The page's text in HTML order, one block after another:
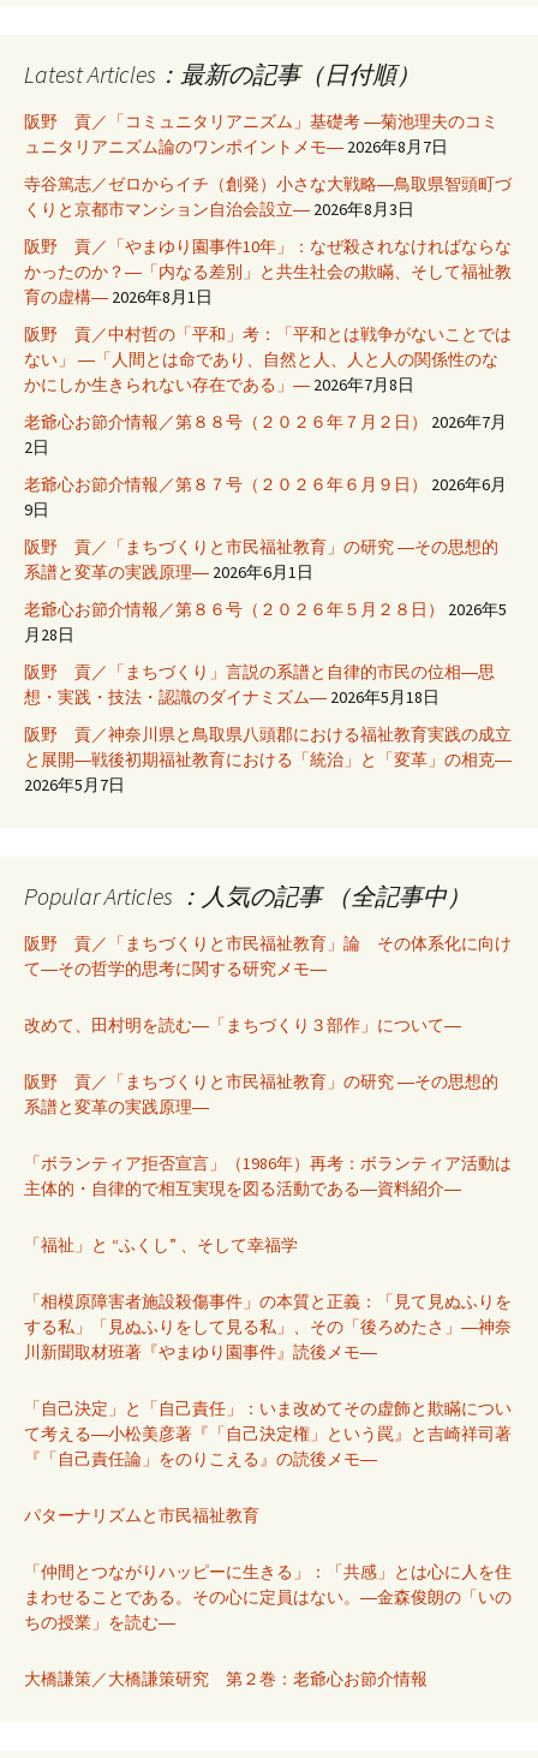
Latest Articles：最新の記事（日付順）
阪野 貢／「コミュニタリアニズム」基礎考 ―菊池理夫のコミ
ュニタリアニズム論のワンポイントメモ― 2026年8月7日
寺谷篤志／ゼロからイチ（創発）小さな大戦略―鳥取県智頭町づ
くりと京都市マンション自治会設立― 2026年8月3日
阪野 貢／「やまゆり園事件10年」：なぜ殺されなければならな
かったのか？―「内なる差別」と共生社会の欺瞞、そして福祉教
育の虚構― 2026年8月1日
阪野 貢／中村哲の「平和」考：「平和とは戦争がないことでは
ない」 ―「人間とは命であり、自然と人、人と人の関係性のな
かにしか生きられない存在である」― 2026年7月8日
老爺心お節介情報／第８８号（２０２６年７月２日）
2026年7月
2日
老爺心お節介情報／第８７号（２０２６年６月９日）
2026年6月
9日
阪野 貢／「まちづくりと市民福祉教育」の研究 ―その思想的
系譜と変革の実践原理― 2026年6月1日
老爺心お節介情報／第８６号（２０２６年５月２８日）
2026年5
月28日
阪野 貢／「まちづくり」言説の系譜と自律的市民の位相―思
想・実践・技法・認識のダイナミズム― 2026年5月18日
阪野 貢／神奈川県と鳥取県八頭郡における福祉教育実践の成立
と展開―戦後初期福祉教育における「統治」と「変革」の相克―
2026年5月7日
Popular Articles ：人気の記事 （全記事中）
阪野 貢／「まちづくりと市民福祉教育」論 その体系化に向け
て―その哲学的思考に関する研究メモ―
改めて、田村明を読む―「まちづくり３部作」について―
阪野 貢／「まちづくりと市民福祉教育」の研究 ―その思想的
系譜と変革の実践原理―
「ボランティア拒否宣言」（1986年）再考：ボランティア活動は
主体的・自律的で相互実現を図る活動である―資料紹介―
「福祉」と “ふくし” 、そして幸福学
「相模原障害者施設殺傷事件」の本質と正義：「見て見ぬふりを
する私」「見ぬふりをして見る私」、その「後ろめたさ」―神奈
川新聞取材班著『やまゆり園事件』読後メモ―
「自己決定」と「自己責任」：いま改めてその虚飾と欺瞞につい
て考える―小松美彦著『「自己決定権」という罠』と吉崎祥司著
『「自己責任論」をのりこえる』の読後メモ―
パターナリズムと市民福祉教育
「仲間とつながりハッピーに生きる」：「共感」とは心に人を住
まわせることである。その心に定員はない。―金森俊朗の「いの
ちの授業」を読む―
大橋謙策／大橋謙策研究 第２巻：老爺心お節介情報